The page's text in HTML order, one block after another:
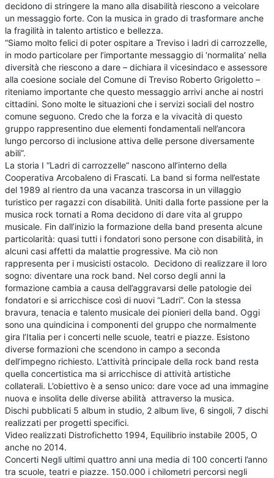
decidono di stringere la mano alla disabilità riescono a veicolare
un messaggio forte. Con la musica in grado di trasformare anche
la fragilità in talento artistico e bellezza.
“Siamo molto felici di poter ospitare a Treviso i ladri di carrozzelle,
in modo particolare per l’importante messaggio di ‘normalita’ nella
diversità che riescono a dare – dichiara il vicesindaco e assessore
alla coesione sociale del Comune di Treviso Roberto Grigoletto –
riteniamo importante che questo messaggio arrivi anche ai nostri
cittadini. Sono molte le situazioni che i servizi sociali del nostro
comune seguono. Credo che la forza e la vivacità di questo
gruppo rappresentino due elementi fondamentali nell’ancora
lungo percorso di inclusione attiva delle persone diversamente
abili”.
La storia I “Ladri di carrozzelle” nascono all’interno della
Cooperativa Arcobaleno di Frascati. La band si forma nell’estate
del 1989 al rientro da una vacanza trascorsa in un villaggio
turistico per ragazzi con disabilità. Uniti dalla forte passione per la
musica rock tornati a Roma decidono di dare vita al gruppo
musicale. Fin dall’inizio la formazione della band presenta alcune
particolarità: quasi tutti i fondatori sono persone con disabilità, in
alcuni casi affetti da malattie progressive. Ma ciò non
rappresenta per i musicisti ostacolo. Decidono di realizzare il loro
sogno: diventare una rock band. Nel corso degli anni la
formazione cambia a causa dell’aggravarsi delle patologie dei
fondatori e si arricchisce così di nuovi “Ladri”. Con la stessa
bravura, tenacia e talento musicale dei pionieri della band. Oggi
sono una quindicina i componenti del gruppo che normalmente
gira l’Italia per i concerti nelle scuole, teatri e piazze. Esistono
diverse formazioni che scendono in campo a seconda
dell’impegno richiesto. L’attività principale della rock band resta
quella concertistica ma si arricchisce di attività artistiche
collaterali. L’obiettivo è a senso unico: dare voce ad una immagine
nuova e insolita delle diverse abilità attraverso la musica.
Dischi pubblicati 5 album in studio, 2 album live, 6 singoli, 7 dischi
realizzati per progetti specifici.
Video realizzati Distrofichetto 1994, Equilibrio instabile 2005, O
anche no 2014.
Concerti Negli ultimi quattro anni una media di 100 concerti l’anno
tra scuole, teatri e piazze. 150.000 i chilometri percorsi negli